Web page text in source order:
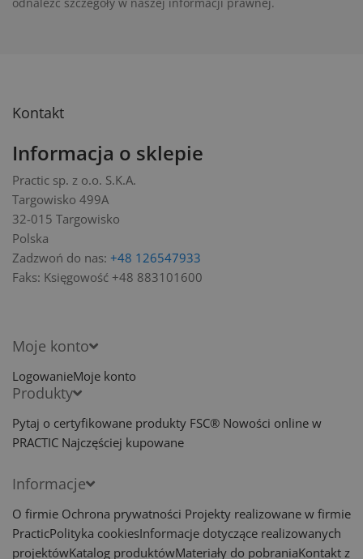
Kontakt
Informacja o sklepie
Practic sp. z o.o. S.K.A.
Targowisko 499A
32-015 Targowisko
Polska
Zadzwoń do nas: +48 126547933
Faks: Księgowość +48 883101600
Moje konto
LogowanieMoje konto
Produkty
Pytaj o certyfikowane produkty FSC® Nowości online w
PRACTIC Najczęściej kupowane
Informacje
O firmie Ochrona prywatności Projekty realizowane w firmie
PracticPolityka cookiesInformacje dotyczące realizowanych
projektówKatalog produktówMateriały do pobraniaKontakt z